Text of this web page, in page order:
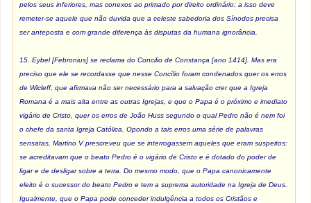
pelos seus inferiores, mas conexos ao primado por direito ordinário: a isso deve
remeter-se aquele que não duvida que a celeste sabedoria dos Sínodos precisa
ser anteposta e com grande diferença às disputas da humana ignorância.
15. Eybel [Febronius] se reclama do Concilio de Constança [ano 1414]. Mas era
preciso que ele se recordasse que nesse Concílio foram condenados quer os erros
de Wicleff, que afirmava não ser necessário para a salvação crer que a Igreja
Romana é a mais alta entre as outras Igrejas, e que o Papa é o próximo e imediato
vigário de Cristo, quer os erros de João Huss segundo o qual Pedro não é nem foi
o chefe da santa Igreja Católica. Opondo a tais erros uma série de palavras
sensatas, Martino V prescreveu que se interrogassem aqueles que eram suspeitos:
se acreditavam que o beato Pedro é o vigário de Cristo e é dotado do poder de
ligar e de desligar sobre a terra. Do mesmo modo, que o Papa canonicamente
eleito é o sucessor do beato Pedro e tem a suprema autoridade na Igreja de Deus.
Igualmente, que o Papa pode conceder indulgência a todos os Cristãos e